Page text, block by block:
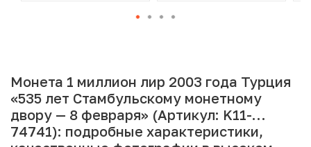
Монета 1 миллион лир 2003 года Турция
«535 лет Стамбульскому монетному
двору — 8 февраря» (Артикул: K11-
74741): подробные характеристики,